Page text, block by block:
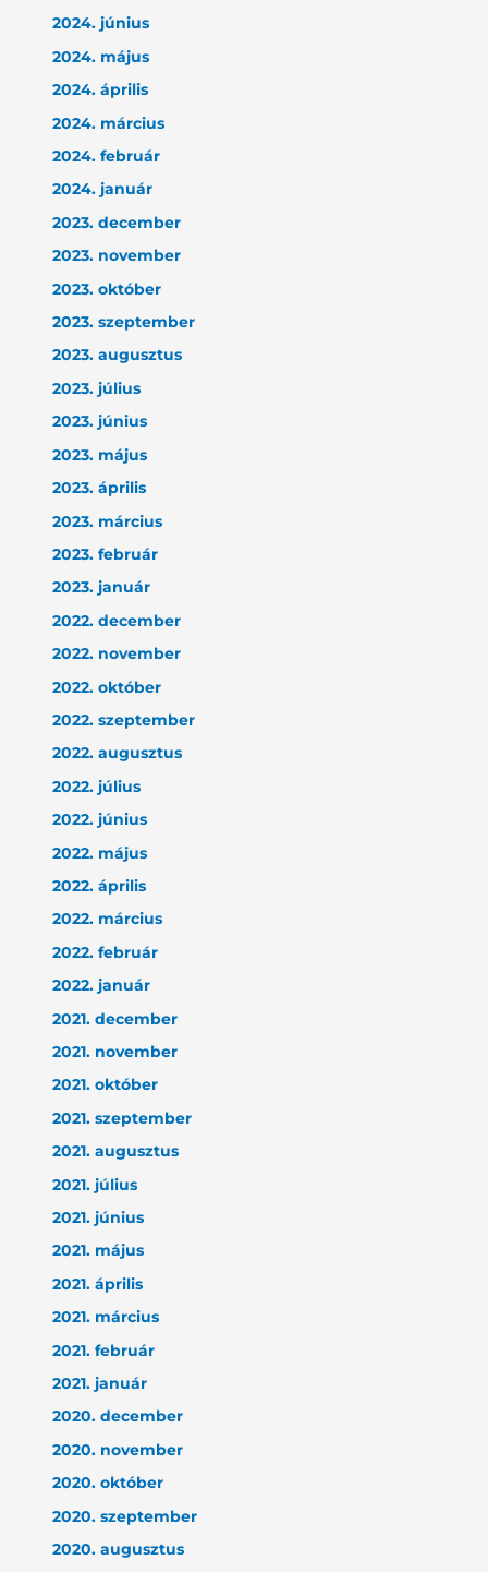
2024. június
2024. május
2024. április
2024. március
2024. február
2024. január
2023. december
2023. november
2023. október
2023. szeptember
2023. augusztus
2023. július
2023. június
2023. május
2023. április
2023. március
2023. február
2023. január
2022. december
2022. november
2022. október
2022. szeptember
2022. augusztus
2022. július
2022. június
2022. május
2022. április
2022. március
2022. február
2022. január
2021. december
2021. november
2021. október
2021. szeptember
2021. augusztus
2021. július
2021. június
2021. május
2021. április
2021. március
2021. február
2021. január
2020. december
2020. november
2020. október
2020. szeptember
2020. augusztus